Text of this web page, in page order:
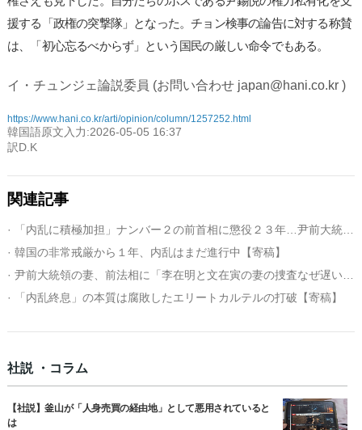
援する「政権の突撃隊」となった。チョン検事の論告に対する称賛
は、「初心忘るべからず」という国民の厳しい命令でもある。
イ・チュンジェ論説委員 (お問い合わせ japan@hani.co.kr )
https://www.hani.co.kr/arti/opinion/column/1257252.html
韓国語原文入力:2026-05-05 16:37
訳D.K
関連記事
· 韓国の非常戒厳から１年、内乱はまだ進行中【寄稿】
· 「内乱終息」の本質は腐敗したエリートカルテルの打破【寄稿】
社説 ・コラム
【社説】釜山が「人身売買の経由地」として悪用されていると
は